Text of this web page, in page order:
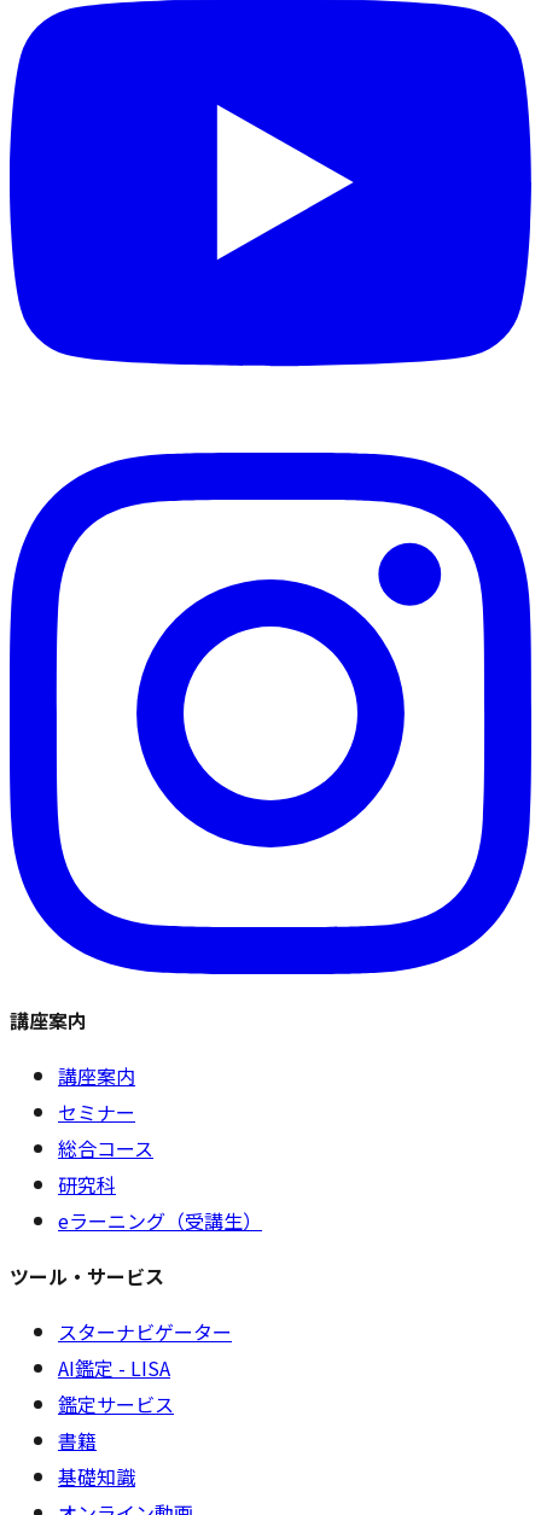
講座案内
講座案内
セミナー
総合コース
研究科
eラーニング（受講生）
ツール・サービス
スターナビゲーター
AI鑑定 - LISA
鑑定サービス
書籍
基礎知識